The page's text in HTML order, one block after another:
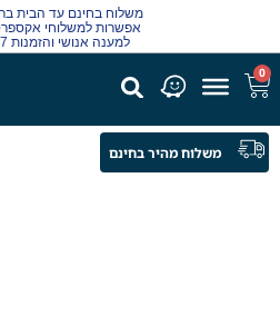
משלוח בחינם עד הבית
אפשרות למשלוחי
למענה אנושי והזמנות 04-9980997
0
משלוח מהיר בחינם